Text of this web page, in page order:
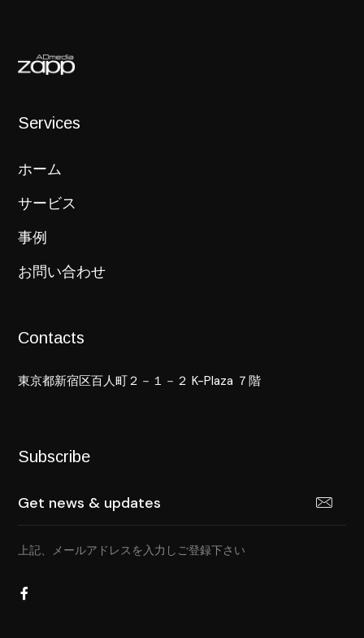
Services
ホーム
サービス
事例
お問い合わせ
Contacts
東京都新宿区百人町２－１－２ K-Plaza ７階
Subscribe
上記、メールアドレスを入力しご登録下さい